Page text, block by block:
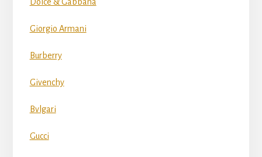
Giorgio Armani
Burberry
Givenchy
Bvlgari
Gucci